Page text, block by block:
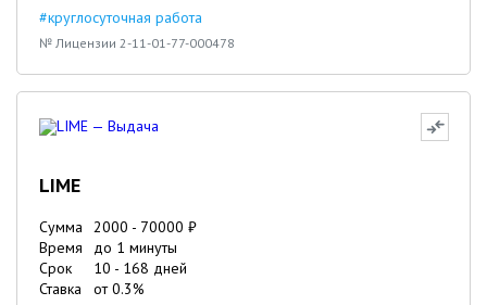
#круглосуточная работа
№ Лицензии 2-11-01-77-000478
LIME
Сумма 2000 - 70000 ₽
Время
до 1 минуты
Срок
10 - 168 дней
Ставка
от0.3%